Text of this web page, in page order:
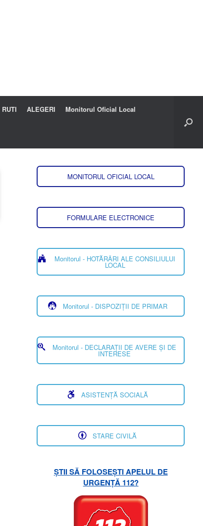
RUTI ALEGERI Monitorul Oficial Local
MONITORUL OFICIAL LOCAL
FORMULARE ELECTRONICE
Monitorul - HOTĂRÂRI ALE CONSILIULUI
LOCAL
Monitorul - DISPOZIȚII DE PRIMAR
Monitorul - DECLARAȚII DE AVERE ȘI DE
INTERESE
ASISTENȚĂ SOCIALĂ
STARE CIVILĂ
ȘTII SĂ FOLOSEȘTI APELUL DE
URGENȚĂ 112?